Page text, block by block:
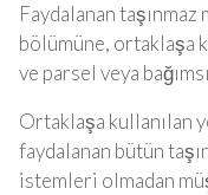
Faydalanan taşınmaz
bölümüne, ortaklaşa
ve parsel veya
Ortaklaşa kullanılan
faydalanan bütün
istemleri olmadan